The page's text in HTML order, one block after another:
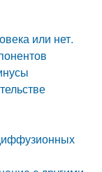
или нет.